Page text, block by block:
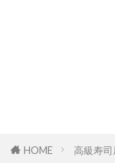
HOME 高級寿司